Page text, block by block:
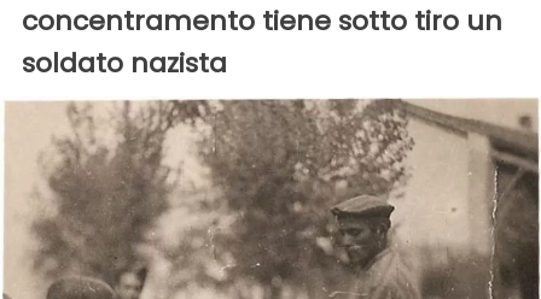
concentramento tiene sotto tiro un
soldato nazista